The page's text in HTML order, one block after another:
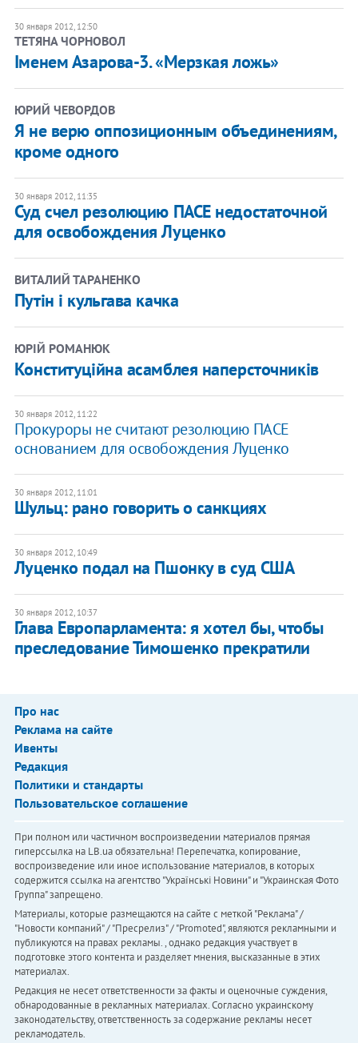
30 января 2012, 12:50
ТЕТЯНА ЧОРНОВОЛ
Іменем Азарова-3. «Мерзкая ложь»
ЮРИЙ ЧЕВОРДОВ
Я не верю оппозиционным объединениям,
кроме одного
30 января 2012, 11:35
Суд счел резолюцию ПАСЕ недостаточной
для освобождения Луценко
ВИТАЛИЙ ТАРАНЕНКО
Путін і кульгава качка
ЮРІЙ РОМАНЮК
Конституційна асамблея наперсточників
30 января 2012, 11:22
Прокуроры не считают резолюцию ПАСЕ
основанием для освобождения Луценко
30 января 2012, 11:01
Шульц: рано говорить о санкциях
30 января 2012, 10:49
Луценко подал на Пшонку в суд США
30 января 2012, 10:37
Глава Европарламента: я хотел бы, чтобы
преследование Тимошенко прекратили
Про нас
Реклама на сайте
Ивенты
Редакция
Политики и стандарты
Пользовательское соглашение
При полном или частичном воспроизведении материалов прямая
гиперссылка на LB.ua обязательна! Перепечатка, копирование,
воспроизведение или иное использование материалов, в которых
содержится ссылка на агентство "Українськi Новини" и "Украинская Фото
Группа" запрещено.
Материалы, которые размещаются на сайте с меткой "Реклама" /
"Новости компаний" / "Пресрелиз" / "Promoted", являются рекламными и
публикуются на правах рекламы. , однако редакция участвует в
подготовке этого контента и разделяет мнения, высказанные в этих
материалах.
Редакция не несет ответственности за факты и оценочные суждения,
обнародованные в рекламных материалах. Согласно украинскому
законодательству, ответственность за содержание рекламы несет
рекламодатель.